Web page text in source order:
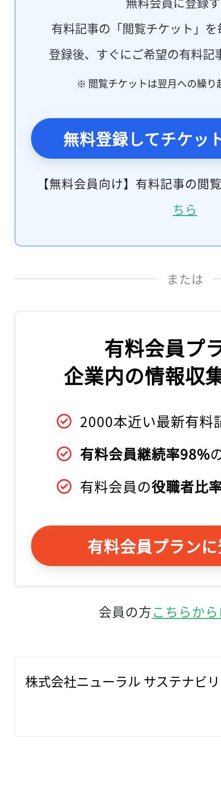
有料記事の「閲覧チケット」
登録後、すぐにご希望の有料記
※ 閲覧チケットは翌月への繰り
無料登録してチケッ
【無料会員向け】有料記事の閲
ちら
または
有料会員プ
企業内の情報収
2000本近い最新有料
有料会員継続率98%
有料会員の役職者比
有料会員プラン
会員の方こちらか
株式会社ニューラル サステナビ